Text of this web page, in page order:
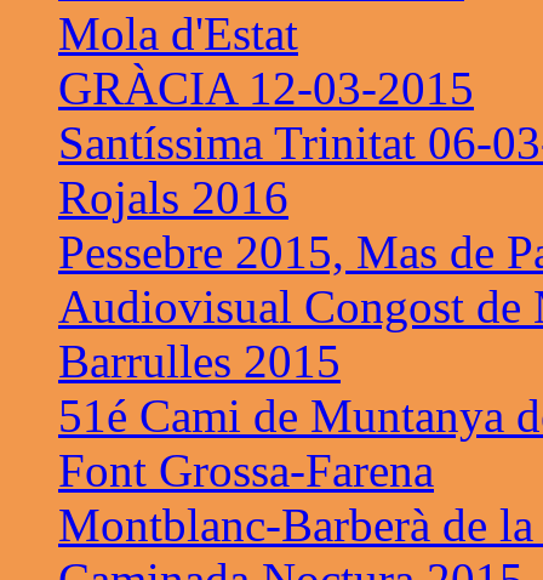
Mola d'Estat
GRÀCIA 12-03-2015
Santíssima Trinitat 06-
Rojals 2016
Pessebre 2015, Mas de
Audiovisual Congost de
Barrulles 2015
51é Cami de Muntanya
Font Grossa-Farena
Montblanc-Barberà de la